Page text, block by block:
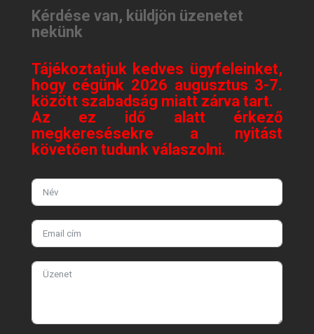
Kérdése van, küldjön üzenetet
nekünk
Tájékoztatjuk kedves ügyfeleinket,
hogy cégünk 2026 augusztus 3-7.
között szabadság miatt zárva tart.
Az ez idő alatt érkező
megkeresésekre a nyitást
követően tudunk válaszolni.